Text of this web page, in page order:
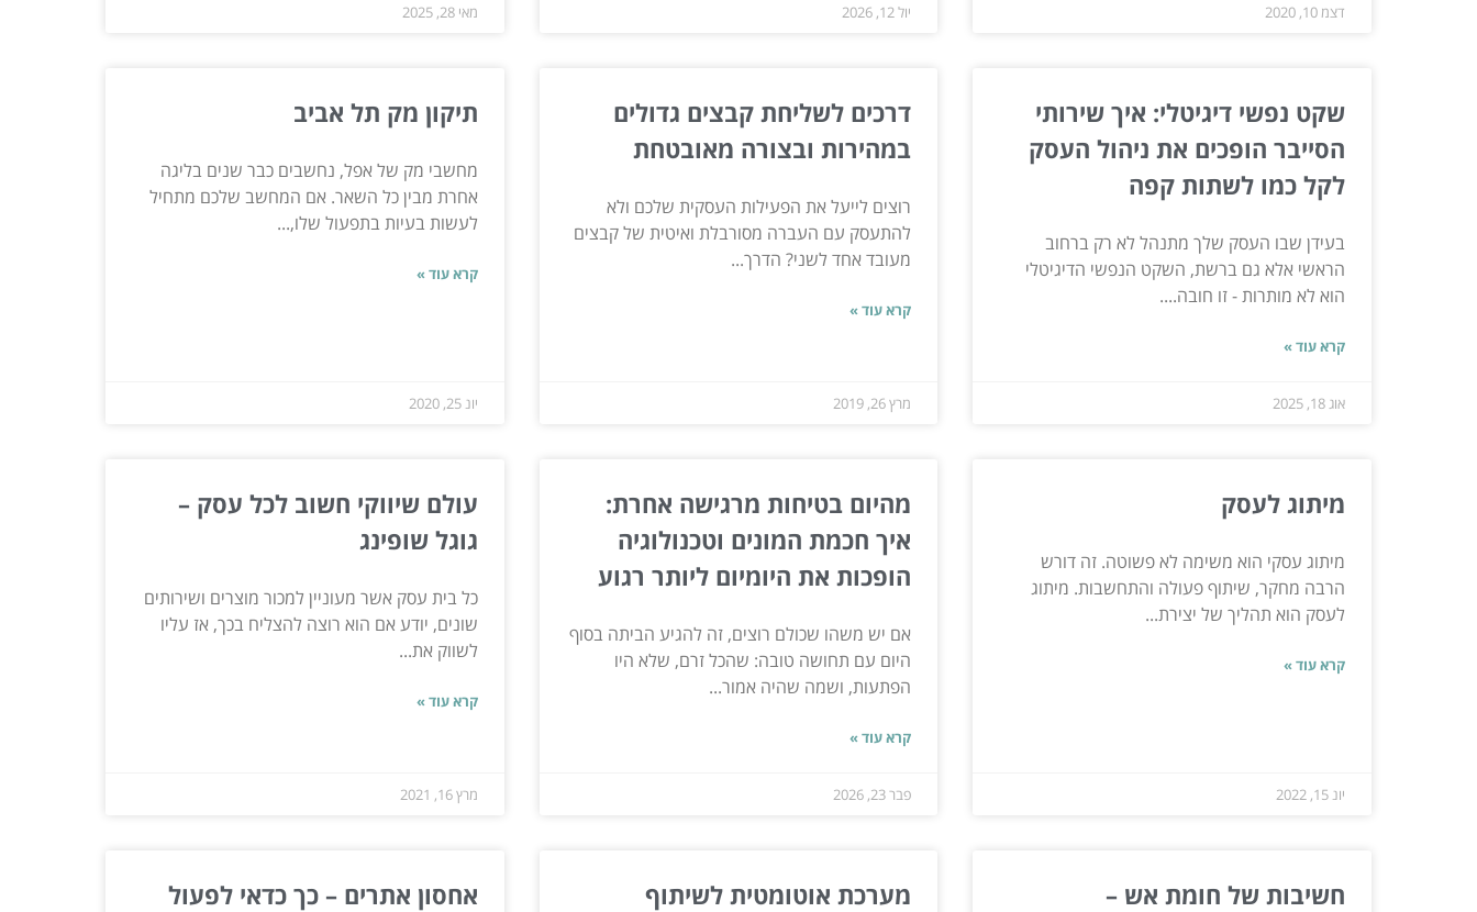
דצמ 10, 2020 יול 12, 2026 מאי 28, 2025
שקט נפשי דיגיטלי: איך שירותי
הסייבר הופכים את ניהול העסק
לקל כמו לשתות קפה
בעידן שבו העסק שלך מתנהל לא רק ברחוב
הראשי אלא גם ברשת, השקט הנפשי הדיגיטלי
הוא לא מותרות - זו חובה....
קרא עוד »
אוג 18, 2025
דרכים לשליחת קבצים גדולים
במהירות ובצורה מאובטחת
רוצים לייעל את הפעילות העסקית שלכם ולא
להתעסק עם העברה מסורבלת ואיטית של קבצים
מעובד אחד לשני? הדרך...
קרא עוד »
מרץ 26, 2019
תיקון מק תל אביב
מחשבי מק של אפל, נחשבים כבר שנים בליגה
אחרת מבין כל השאר. אם המחשב שלכם מתחיל
לעשות בעיות בתפעול שלו,...
קרא עוד »
יונ 25, 2020
מיתוג לעסק
מיתוג עסקי הוא משימה לא פשוטה. זה דורש
הרבה מחקר, שיתוף פעולה והתחשבות. מיתוג
לעסק הוא תהליך של יצירת...
קרא עוד »
יונ 15, 2022
מהיום בטיחות מרגישה אחרת:
איך חכמת המונים וטכנולוגיה
הופכות את היומיום ליותר רגוע
אם יש משהו שכולם רוצים, זה להגיע הביתה בסוף
היום עם תחושה טובה: שהכל זרם, שלא היו
הפתעות, ושמה שהיה אמור...
קרא עוד »
פבר 23, 2026
עולם שיווקי חשוב לכל עסק –
גוגל שופינג
כל בית עסק אשר מעוניין למכור מוצרים ושירותים
שונים, יודע אם הוא רוצה להצליח בכך, אז עליו
לשווק את...
קרא עוד »
מרץ 16, 2021
חשיבות של חומת אש –
מערכת אוטומטית לשיתוף
אחסון אתרים – כך כדאי לפעול